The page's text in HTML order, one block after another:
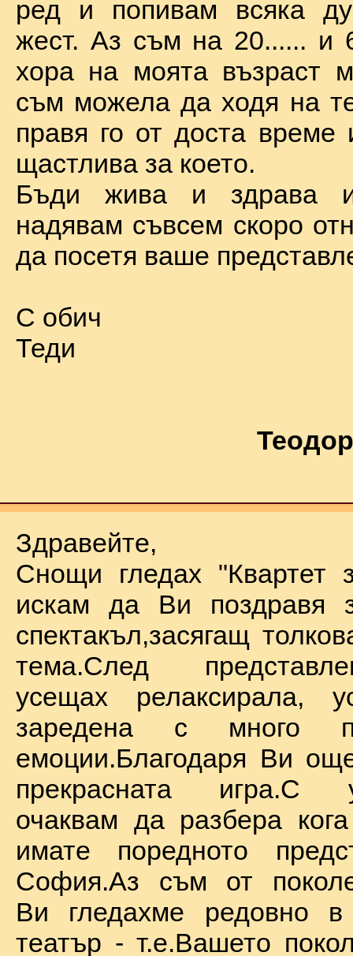
ред и попивам всяка
жест. Аз съм на 20...... и
хора на моята възраст
съм можела да ходя на
правя го от доста време
щастлива за което.
Бъди жива и здрава
надявам съвсем скоро
да посетя ваше
С обич
Теди
Здравейте,
Снощи гледах "Квартет
искам да Ви поздравя
спектакъл,засягащ
тема.След
усещах релаксирала,
заредена с много
емоции.Благодаря Ви
прекрасната игра.С
очаквам да разбера
имате поредното
София.Аз съм от
Ви гледахме редовно
театър - т.е.Вашето